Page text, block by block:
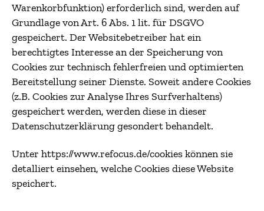
Warenkorbfunktion) erforderlich sind, werden auf
Grundlage von Art. 6 Abs. 1 lit. für DSGVO
gespeichert. Der Websitebetreiber hat ein
berechtigtes Interesse an der Speicherung von
Cookies zur technisch fehlerfreien und optimierten
Bereitstellung seiner Dienste. Soweit andere Cookies
(z.B. Cookies zur Analyse Ihres Surfverhaltens)
gespeichert werden, werden diese in dieser
Datenschutzerklärung gesondert behandelt.
Unter https://www.refocus.de/cookies können sie
detalliert einsehen, welche Cookies diese Website
speichert.